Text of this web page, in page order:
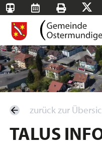
SBB-
Tageskarten
RMS
Facebook
zurück zur
TALUS